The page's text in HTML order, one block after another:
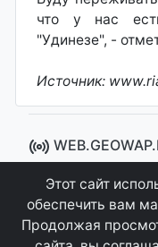
что у нас
"Удинезе", -
Источник:
© 2008 - 2021
Сайт управляется
Icemont.
Этот сайт
обеспечить вам
Продолжая